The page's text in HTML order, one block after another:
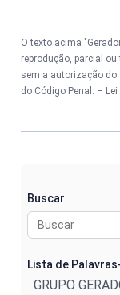
O texto acima
reprodução, parcial
sem a autorização do
do Código Penal. –
Buscar
Lista de
GRUPO